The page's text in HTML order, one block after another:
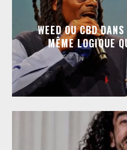
WEED OU CBD
MÊME LOGIQUE